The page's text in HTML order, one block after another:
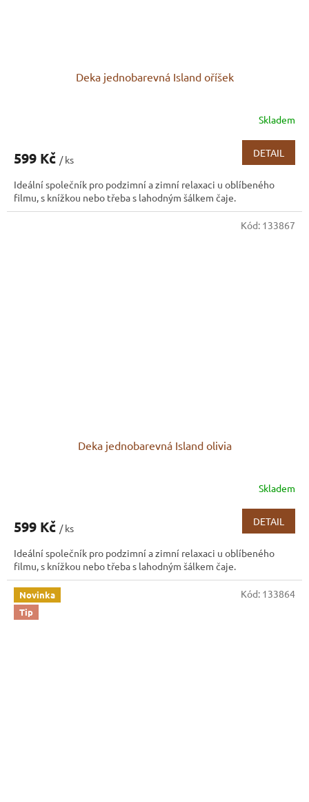
Deka jednobarevná Island oříšek
Skladem
599 Kč / ks
DETAIL
Ideální společník pro podzimní a zimní relaxaci u oblíbeného
filmu, s knížkou nebo třeba s lahodným šálkem čaje.
Deka jednobarevná Island olivia
Skladem
599 Kč / ks
DETAIL
Ideální společník pro podzimní a zimní relaxaci u oblíbeného
filmu, s knížkou nebo třeba s lahodným šálkem čaje.
Kód: 133867
Novinka
Tip
Kód: 133864